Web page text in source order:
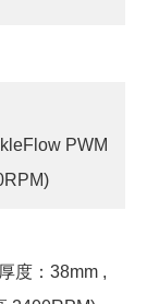
PWM
度：38mm ,